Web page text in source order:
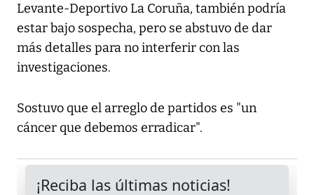
Levante-Deportivo La Coruña, también podría
estar bajo sospecha, pero se abstuvo de dar
más detalles para no interferir con las
investigaciones.
Sostuvo que el arreglo de partidos es "un
cáncer que debemos erradicar".